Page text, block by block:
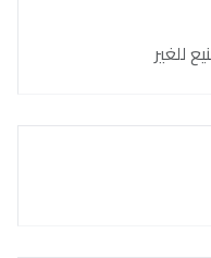
للغير